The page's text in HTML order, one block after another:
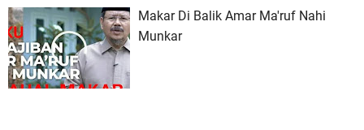
Makar Di Balik Amar Ma'ruf Nahi
Munkar